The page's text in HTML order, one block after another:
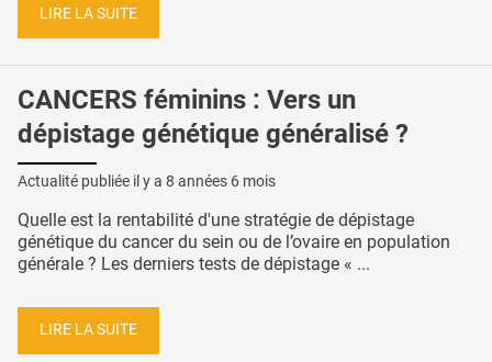
LIRE LA SUITE
CANCERS féminins : Vers un
dépistage génétique généralisé ?
Actualité publiée il y a 8 années 6 mois
Quelle est la rentabilité d'une stratégie de dépistage
génétique du cancer du sein ou de l’ovaire en population
générale ? Les derniers tests de dépistage « ...
LIRE LA SUITE